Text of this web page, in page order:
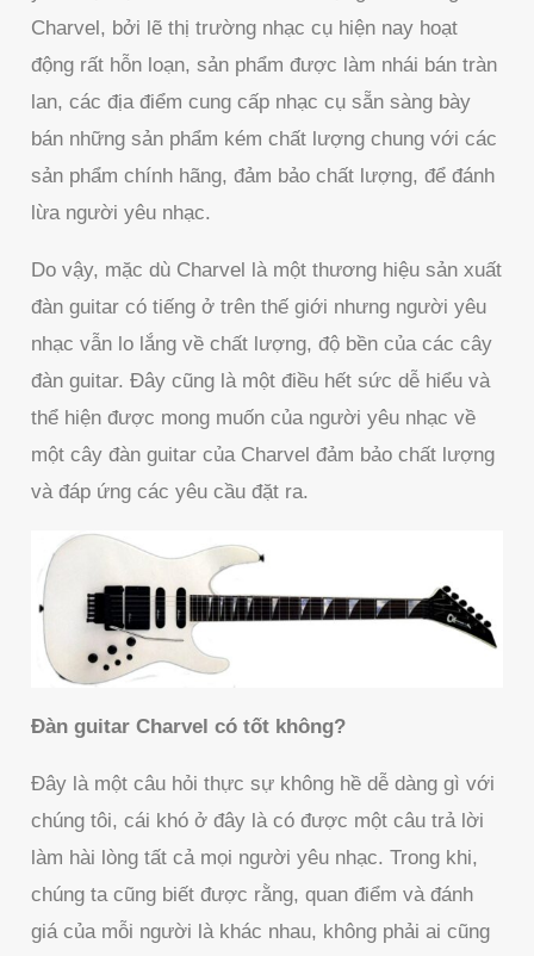
Charvel, bởi lẽ thị trường nhạc cụ hiện nay hoạt
động rất hỗn loạn, sản phẩm được làm nhái bán tràn
lan, các địa điểm cung cấp nhạc cụ sẵn sàng bày
bán những sản phẩm kém chất lượng chung với các
sản phẩm chính hãng, đảm bảo chất lượng, để đánh
lừa người yêu nhạc.
Do vậy, mặc dù Charvel là một thương hiệu sản xuất
đàn guitar có tiếng ở trên thế giới nhưng người yêu
nhạc vẫn lo lắng về chất lượng, độ bền của các cây
đàn guitar. Đây cũng là một điều hết sức dễ hiểu và
thể hiện được mong muốn của người yêu nhạc về
một cây đàn guitar của Charvel đảm bảo chất lượng
và đáp ứng các yêu cầu đặt ra.
Đàn guitar Charvel có tốt không?
Đây là một câu hỏi thực sự không hề dễ dàng gì với
chúng tôi, cái khó ở đây là có được một câu trả lời
làm hài lòng tất cả mọi người yêu nhạc. Trong khi,
chúng ta cũng biết được rằng, quan điểm và đánh
giá của mỗi người là khác nhau, không phải ai cũng